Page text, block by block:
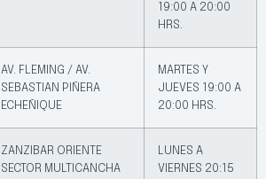
19:00 A 20:00
HRS.
AV. FLEMING / AV.
SEBASTIAN PIÑERA
ECHEÑIQUE
MARTES Y
JUEVES 19:00 A
20:00 HRS.
ZANZIBAR ORIENTE
SECTOR MULTICANCHA
LUNES A
VIERNES 20:15